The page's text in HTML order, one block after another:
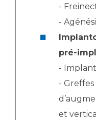
-
-
pré-
-
- Greffes
et